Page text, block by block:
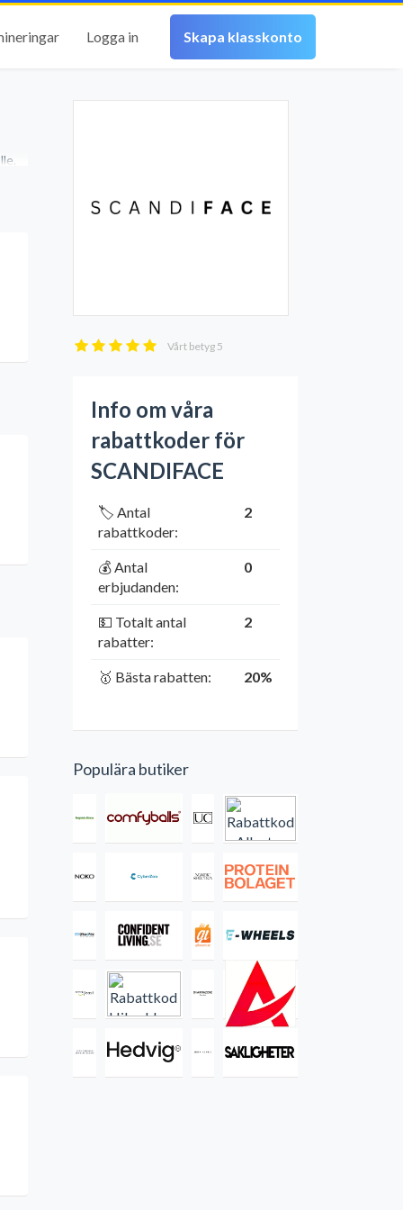
Logga in Skapa klasskonto
Vårt betyg 5
Info om våra
rabattkoder för
SCANDIFACE
🏷️ Antal
rabattkoder:
2
💰 Antal
erbjudanden:
0
💵 Totalt antal
rabatter:
2
🥇 Bästa rabatten: 20%
Populära butiker